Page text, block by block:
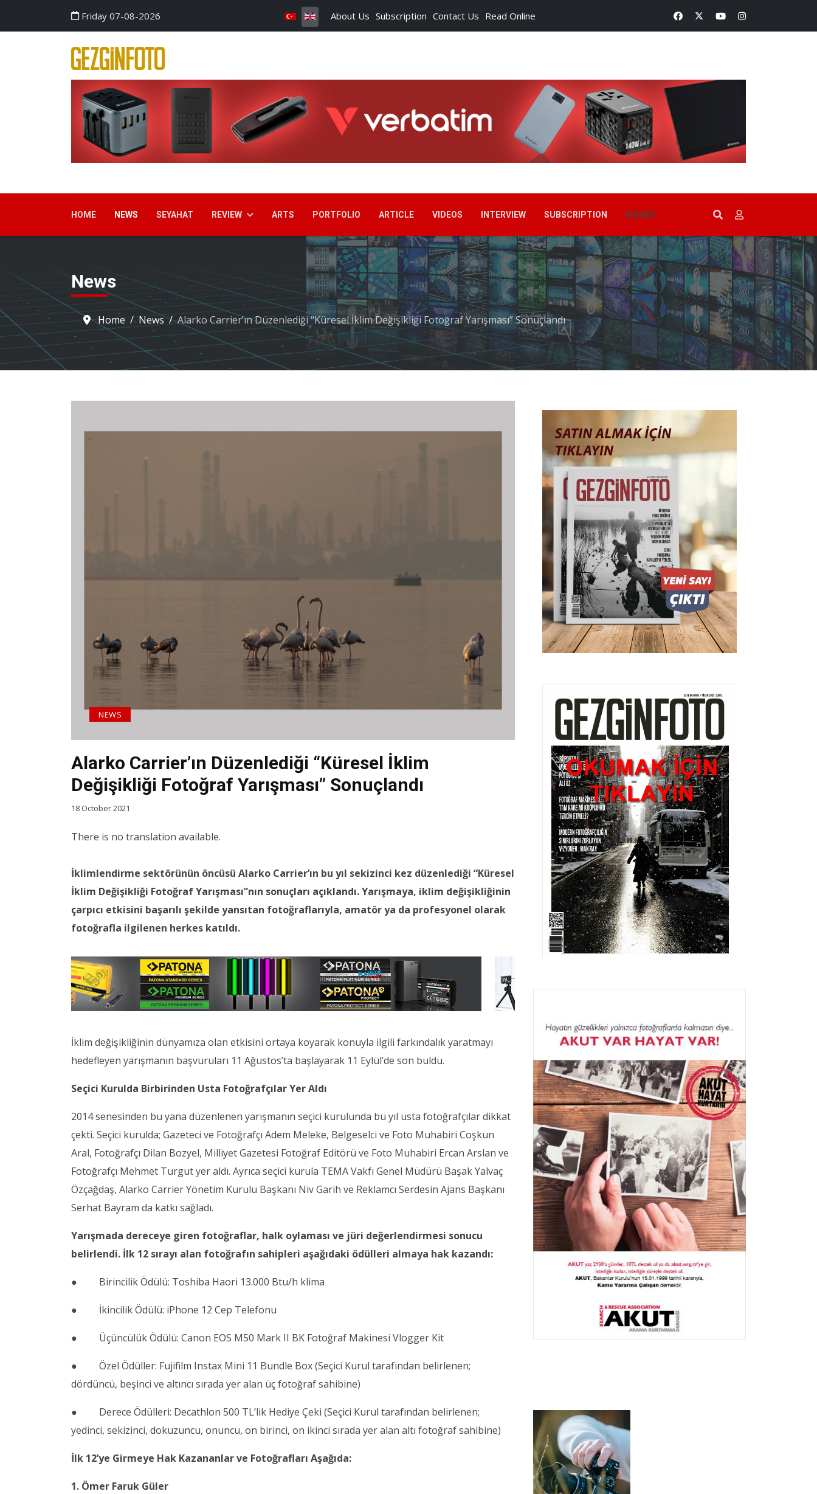
Friday 07-08-2026 About Us Subscription Contact Us Read Online
HOME NEWS SEYAHAT REVIEW ARTS PORTFOLIO ARTICLE VIDEOS INTERVIEW SUBSCRIPTION ISSUES
News
Home News Alarko Carrier’ın Düzenlediği “Küresel İklim Değişikliği Fotoğraf Yarışması” Sonuçlandı
Alarko Carrier’ın Düzenlediği “Küresel İklim
Değişikliği Fotoğraf Yarışması” Sonuçlandı
NEWS
18 October 2021
There is no translation available.
İklimlendirme sektörünün öncüsü Alarko Carrier’ın bu yıl sekizinci kez düzenlediği “Küresel
İklim Değişikliği Fotoğraf Yarışması”nın sonuçları açıklandı. Yarışmaya, iklim değişikliğinin
çarpıcı etkisini başarılı şekilde yansıtan fotoğraflarıyla, amatör ya da profesyonel olarak
fotoğrafla ilgilenen herkes katıldı.
İklim değişikliğinin dünyamıza olan etkisini ortaya koyarak konuyla ilgili farkındalık yaratmayı
hedefleyen yarışmanın başvuruları 11 Ağustos’ta başlayarak 11 Eylül’de son buldu.
Seçici Kurulda Birbirinden Usta Fotoğrafçılar Yer Aldı
2014 senesinden bu yana düzenlenen yarışmanın seçici kurulunda bu yıl usta fotoğrafçılar dikkat
çekti. Seçici kurulda; Gazeteci ve Fotoğrafçı Adem Meleke, Belgeselci ve Foto Muhabiri Coşkun
Aral, Fotoğrafçı Dilan Bozyel, Milliyet Gazetesi Fotoğraf Editörü ve Foto Muhabiri Ercan Arslan ve
Fotoğrafçı Mehmet Turgut yer aldı. Ayrıca seçici kurula TEMA Vakfı Genel Müdürü Başak Yalvaç
Özçağdaş, Alarko Carrier Yönetim Kurulu Başkanı Niv Garih ve Reklamcı Serdesin Ajans Başkanı
Serhat Bayram da katkı sağladı.
Yarışmada dereceye giren fotoğraflar, halk oylaması ve jüri değerlendirmesi sonucu
belirlendi. İlk 12 sırayı alan fotoğrafın sahipleri aşağıdaki ödülleri almaya hak kazandı:
● Birincilik Ödülü: Toshiba Haori 13.000 Btu/h klima
● İkincilik Ödülü: iPhone 12 Cep Telefonu
● Üçüncülük Ödülü: Canon EOS M50 Mark II BK Fotoğraf Makinesi Vlogger Kit
● Özel Ödüller: Fujifilm Instax Mini 11 Bundle Box (Seçici Kurul tarafından belirlenen;
dördüncü, beşinci ve altıncı sırada yer alan üç fotoğraf sahibine)
● Derece Ödülleri: Decathlon 500 TL’lik Hediye Çeki (Seçici Kurul tarafından belirlenen;
yedinci, sekizinci, dokuzuncu, onuncu, on birinci, on ikinci sırada yer alan altı fotoğraf sahibine)
İlk 12’ye Girmeye Hak Kazananlar ve Fotoğrafları Aşağıda:
1. Ömer Faruk Güler